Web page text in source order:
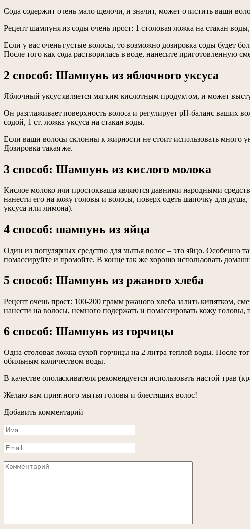
Сода содержит очень мало щелочи, и значит, может очистить ваши
Рецепт шампуня из соды очень прост: 1 столовая ложка на стакан
Если у вас очень густые волосы, то возможно дозировка соды будет
После того как сода растворилась в воде, нанесите приготовленную
2 способ: Шампунь из яблочного уксуса
Яблочный уксус является мягким кислотным продуктом, и может
Он разглаживает поверхность волоса и регулирует рН-баланс ваших
содой, 1 ст. ложка уксуса на стакан воды.
Если ваши волосы склонны к жирности не стоит использовать много
Дозировка такая же.
3 способ: Шампунь из кислого молока
Кислое молоко или простокваша являются давними народными
нанести его на кожу головы и волосы, поверх одеть шапочку для
уксуса или лимона).
4 способ: шампунь из яйца
Один из популярных средство для мытья волос – это яйцо. Особенно
помассируйте и промойте. В конце так же хорошо использовать
5 способ: Шампунь из ржаного хлеба
Рецепт очень прост: 100-200 грамм ржаного хлеба залить кипятком,
нанести на волосы, немного подержать и помассировать кожу головы,
6 способ: Шампунь из горчицы
Одна столовая ложка сухой горчицы на 2 литра теплой воды. После
обильным количеством воды.
В качестве ополаскивателя рекомендуется использовать настой трав
Желаю вам приятного мытья головы и блестящих волос!
Добавить комментарий
Имя
*
Email
*
Комментарий